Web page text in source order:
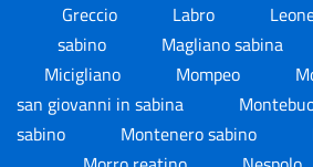
Greccio
Labro
sabino
Magliano sabina
Micigliano
Mompeo
san giovanni in sabina
sabino
Montenero sabino